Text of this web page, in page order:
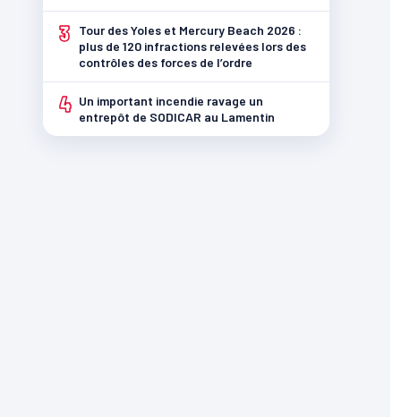
3
Tour des Yoles et Mercury Beach 2026 :
plus de 120 infractions relevées lors des
contrôles des forces de l’ordre
4 Un important incendie ravage un
entrepôt de SODICAR au Lamentin